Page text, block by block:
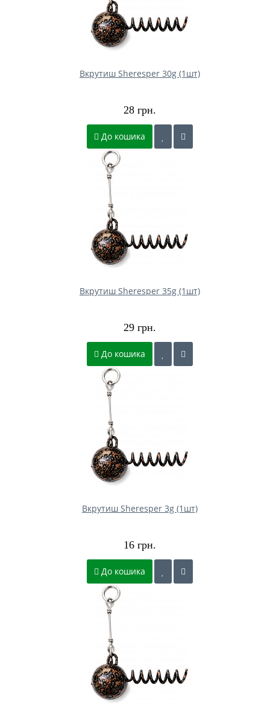
Вкрутиш Sheresper 30g (1шт)
28 грн.
До кошика
Вкрутиш Sheresper 35g (1шт)
29 грн.
До кошика
Вкрутиш Sheresper 3g (1шт)
16 грн.
До кошика